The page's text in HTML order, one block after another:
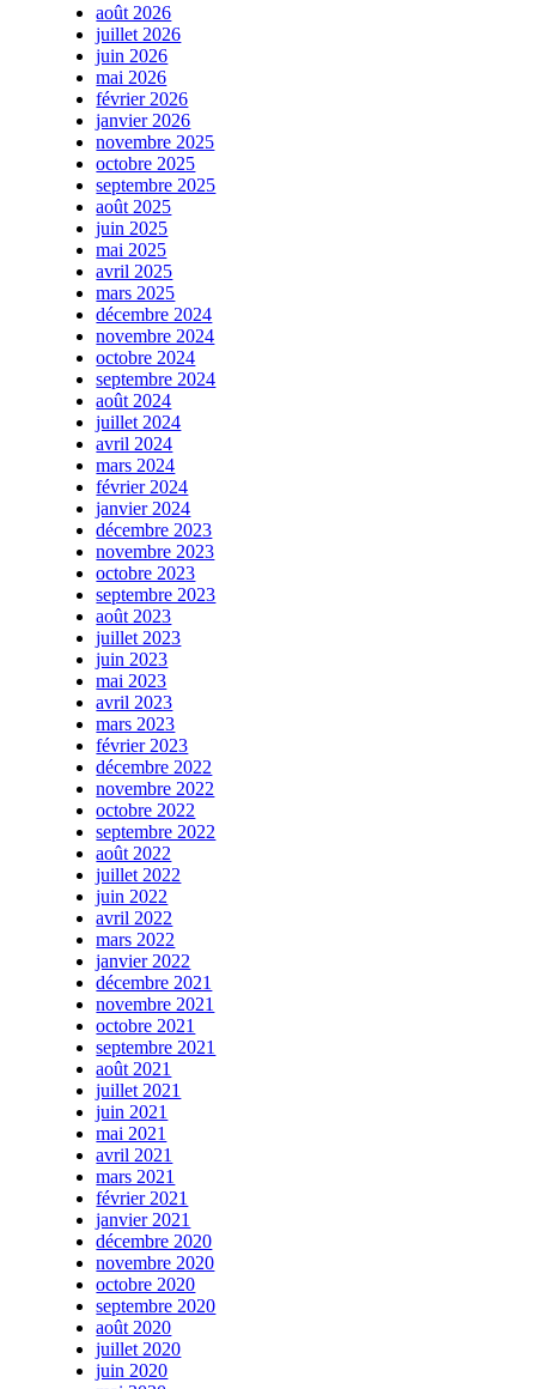
août 2026
juillet 2026
juin 2026
mai 2026
février 2026
janvier 2026
novembre 2025
octobre 2025
septembre 2025
août 2025
juin 2025
mai 2025
avril 2025
mars 2025
décembre 2024
novembre 2024
octobre 2024
septembre 2024
août 2024
juillet 2024
avril 2024
mars 2024
février 2024
janvier 2024
décembre 2023
novembre 2023
octobre 2023
septembre 2023
août 2023
juillet 2023
juin 2023
mai 2023
avril 2023
mars 2023
février 2023
décembre 2022
novembre 2022
octobre 2022
septembre 2022
août 2022
juillet 2022
juin 2022
avril 2022
mars 2022
janvier 2022
décembre 2021
novembre 2021
octobre 2021
septembre 2021
août 2021
juillet 2021
juin 2021
mai 2021
avril 2021
mars 2021
février 2021
janvier 2021
décembre 2020
novembre 2020
octobre 2020
septembre 2020
août 2020
juillet 2020
juin 2020